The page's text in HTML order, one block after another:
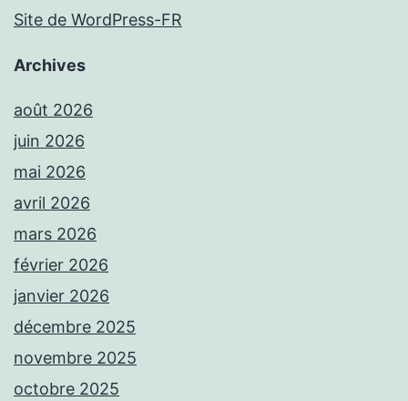
Site de WordPress-FR
Archives
août 2026
juin 2026
mai 2026
avril 2026
mars 2026
février 2026
janvier 2026
décembre 2025
novembre 2025
octobre 2025